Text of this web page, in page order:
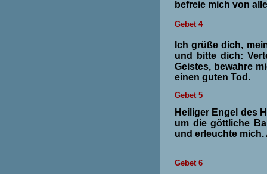
befreie mich von
Gebet 4
Ich grüße dich,
und bitte dich:
Geistes, bewahre
einen guten Tod.
Gebet 5
Heiliger Engel des
um die göttliche
und erleuchte mich.
Gebet 6